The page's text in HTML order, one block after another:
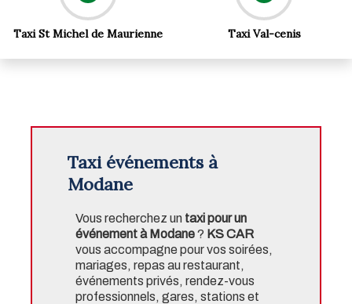
Taxi St Michel de Maurienne Taxi Val-cenis
Taxi événements à
Modane
Vous recherchez un taxi pour un
événement à Modane? KS CAR
vous accompagne pour vos soirées,
mariages, repas au restaurant,
événements privés, rendez-vous
professionnels, gares, stations et